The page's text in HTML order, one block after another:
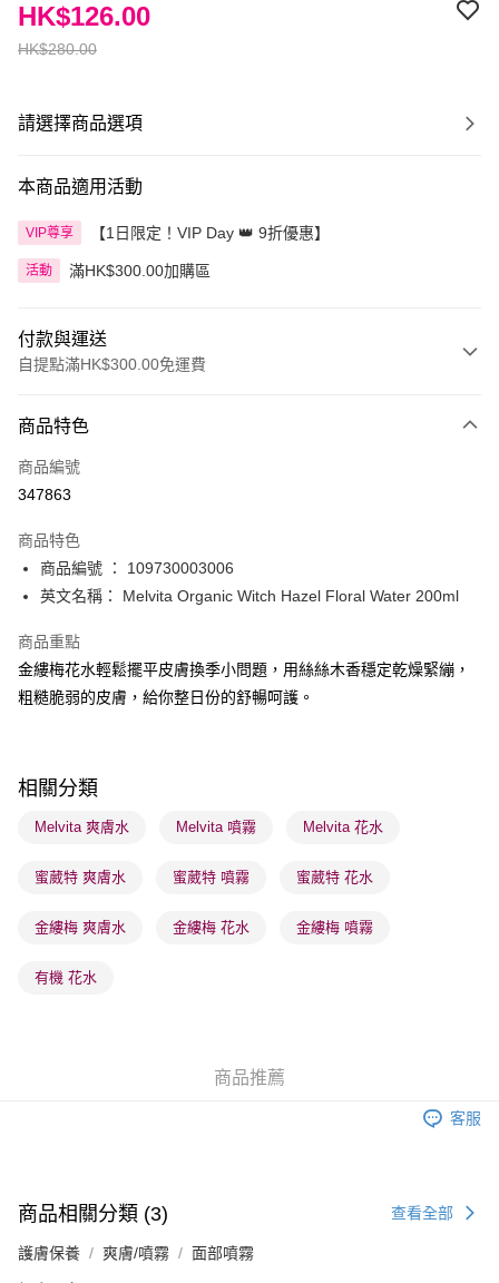
HK$280.00
HK$126.00
請選擇商品選項
本商品適用活動
VIP尊享 【1日限定！VIP Day 👑 9折優惠】
活動 滿HK$300.00加購區
付款與運送
自提點滿HK$300.00免運費
信用卡
Apple Pay
PayMe
WeChat Pay
BoC Pay
送貨方式
每筆HK$65.00，滿HK$300.00或以上免運費
確認發貨後1-3 工作天送達，訂單將隨機分配至SF順豐速運或京東
每筆HK$65.00，滿HK$300.00或以上免運費
(香港門市) 只顯示可選門市。確認發貨後2-5個工作天到店，3天內
(澳門門市) 只顯示可選門市。確認發貨後2-5個工作天到店，3天內
商品特色
商品編號
347863
商品特色
商品編號 ： 109730003006
英文名稱： Melvita Organic Witch Hazel Floral Water 200ml
商品重點
金縷梅花水輕鬆擺平皮膚換季小問題，用絲絲木香穩定乾燥緊繃，
粗糙脆弱的皮膚，給你整日份的舒暢呵護。
相關分類
Melvita 爽膚水 Melvita 噴霧 Melvita 花水
蜜葳特 爽膚水 蜜葳特 噴霧 蜜葳特 花水
金縷梅 爽膚水 金縷梅 花水 金縷梅 噴霧
有機 花水
商品推薦
客服
商品相關分類 (3) 查看全部
護膚保養 爽膚/噴霧 面部噴霧